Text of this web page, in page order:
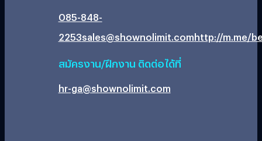
085-848-
2253sales@shownolimit.comhttp://m.me/
สมัครงาน/ฝึกงาน ติดต่อได้ที่
hr-ga@shownolimit.com